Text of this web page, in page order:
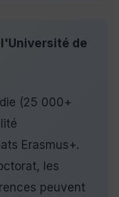
de
(25 000+
Erasmus+.
les
peuvent